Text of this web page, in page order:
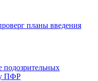
планы введения
подозрительных
ПФР